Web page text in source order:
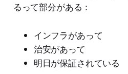
るって部分がある：
インフラがあって
治安があって
明日が保証されている